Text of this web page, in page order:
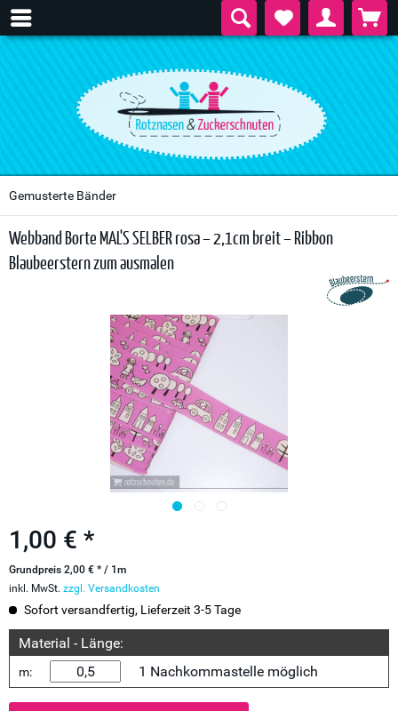
Gemusterte Bänder
Webband Borte MAL'S SELBER rosa – 2,1cm breit – Ribbon
Blaubeerstern zum ausmalen
1,00 € *
Grundpreis 2,00 € * / 1m
inkl. MwSt. zzgl. Versandkosten
Sofort versandfertig, Lieferzeit 3-5 Tage
Material - Länge:
m: 1 Nachkommastelle möglich